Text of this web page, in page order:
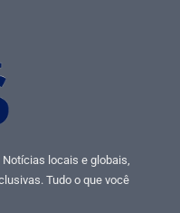
locais e globais,
Tudo o que você